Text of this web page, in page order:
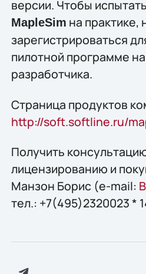
версии. Чтобы
MapleSim на
зарегистрироваться
пилотной программе
разработчика.
Страница продуктов
http://soft.softline.ru/
Получить
лицензированию и
Манзон Борис (e-mail:
тел.: +7(495)2320023 *